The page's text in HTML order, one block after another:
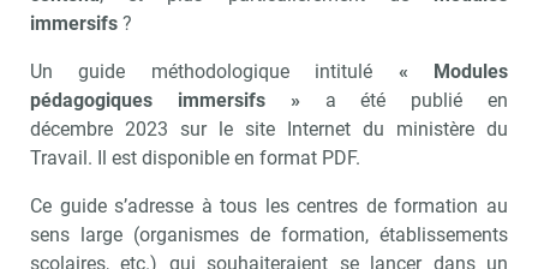
immersifs ?
Un guide méthodologique intitulé « Modules
pédagogiques immersifs » a été publié en
décembre 2023 sur le site Internet du ministère du
Travail. Il est disponible en format PDF.
Ce guide s’adresse à tous les centres de formation au
sens large (organismes de formation, établissements
scolaires, etc.) qui souhaiteraient se lancer dans un